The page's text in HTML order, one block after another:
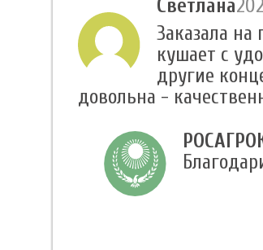
Светлана
Заказала на
кушает с
другие
довольна -